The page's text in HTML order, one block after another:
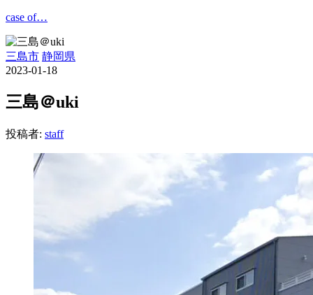
コ
テ
ン
ツ
ス
ッ
case of…
三島市 静岡県
2023-01-18
三島＠uki
投稿者: staff